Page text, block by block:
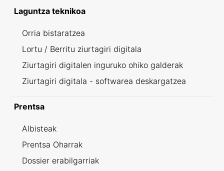
Laguntza teknikoa
Orria bistaratzea
Lortu / Berritu ziurtagiri digitala
Ziurtagiri digitalen inguruko ohiko galderak
Ziurtagiri digitala - softwarea deskargatzea
Prentsa
Albisteak
Prentsa Oharrak
Dossier erabilgarriak